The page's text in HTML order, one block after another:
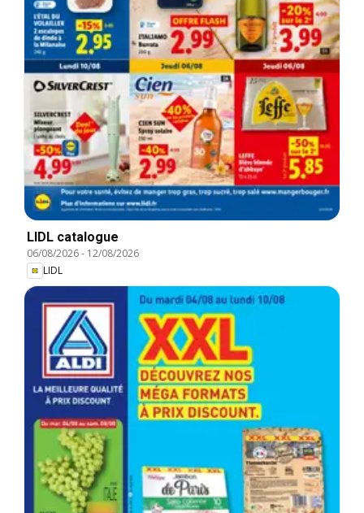
LIDL catalogue
06/08/2026- 12/08/2026
LIDL